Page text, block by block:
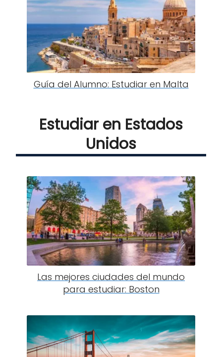
Guía del Alumno: Estudiar en Malta
Estudiar en Estados
Unidos
Las mejores ciudades del mundo
para estudiar: Boston